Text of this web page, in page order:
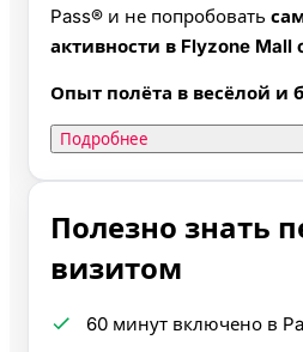
Pass® и не попробовать
активности в Flyzone Mall
Опыт полёта в весёлой и
Подробнее
Полезно знать
визитом
60 минут включено в